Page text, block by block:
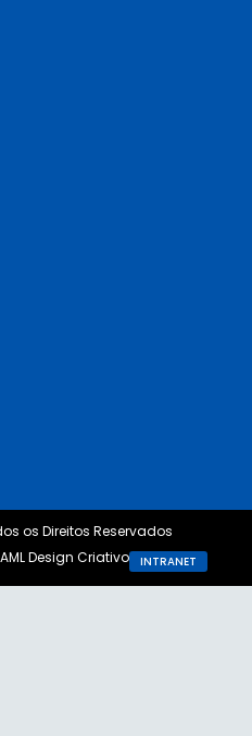
os Direitos Reservados
Design Criativo
INTRANET